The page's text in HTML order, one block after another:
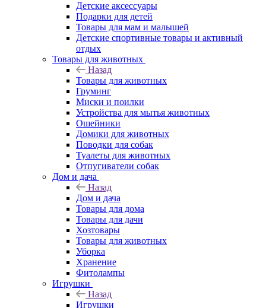
Детские аксессуары
Подарки для детей
Товары для мам и малышей
Детские спортивные товары и активный
отдых
Товары для животных
Назад
Товары для животных
Груминг
Миски и поилки
Устройства для мытья животных
Ошейники
Домики для животных
Поводки для собак
Туалеты для животных
Отпугиватели собак
Дом и дача
Назад
Дом и дача
Товары для дома
Товары для дачи
Хозтовары
Товары для животных
Уборка
Хранение
Фитолампы
Игрушки
Назад
Игрушки